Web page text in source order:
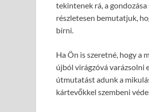
tekintenek rá, a
részletesen bemutatjuk,
bírni.
Ha Ön is szeretné, hogy a
újból virágzóvá varázsolni
útmutatást adunk a
kártevőkkel szembeni